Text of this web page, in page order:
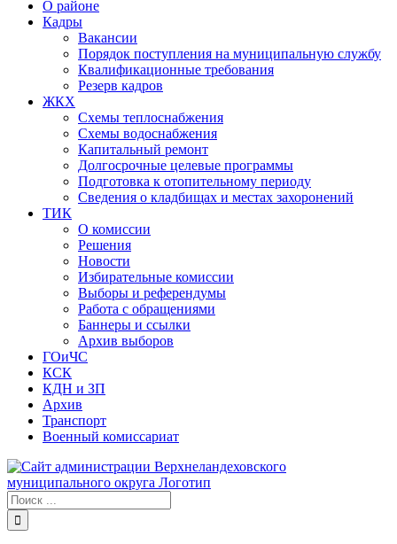
О районе
Кадры
Вакансии
Порядок поступления на муниципальную службу
Квалификационные требования
Резерв кадров
ЖКХ
Схемы теплоснабжения
Схемы водоснабжения
Капитальный ремонт
Долгосрочные целевые программы
Подготовка к отопительному периоду
Сведения о кладбищах и местах захоронений
ТИК
О комиссии
Решения
Новости
Избирательные комиссии
Выборы и референдумы
Работа с обращениями
Баннеры и ссылки
Архив выборов
ГОиЧС
КСК
КДН и ЗП
Архив
Транспорт
Военный комиссариат
Результат
поиска: